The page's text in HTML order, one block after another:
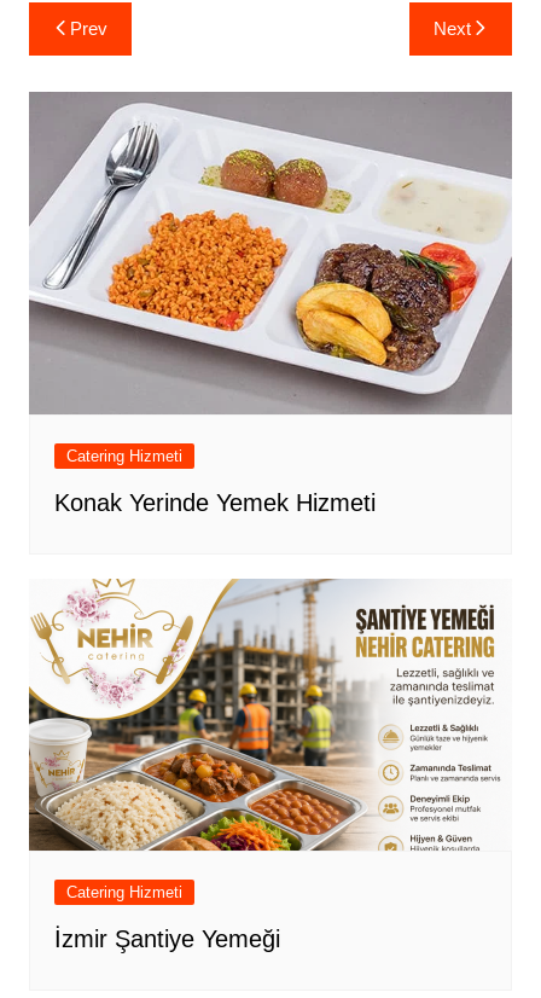
Yazı
gezinmesi
Prev Next
Catering Hizmeti
Konak Yerinde Yemek Hizmeti
Catering Hizmeti
İzmir Şantiye Yemeği